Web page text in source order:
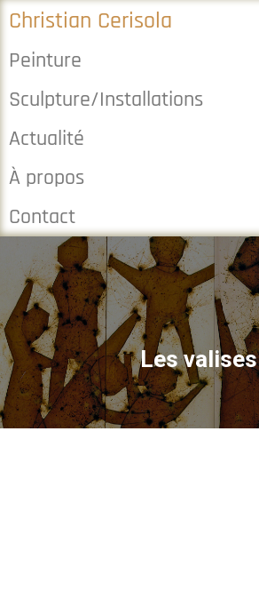
Christian Cerisola
Peinture
Sculpture/Installations
Actualité
À propos
Contact
Les valises